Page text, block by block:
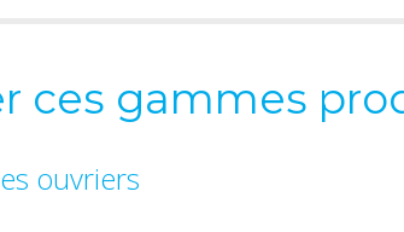
ces gammes
ouvriers